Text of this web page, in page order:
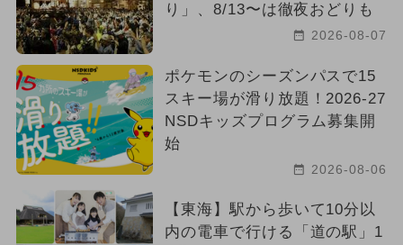
り」、8/13〜は徹夜おどりも
2026-08-07
ポケモンのシーズンパスで15
スキー場が滑り放題！2026-27
NSDキッズプログラム募集開
始
2026-08-06
【東海】駅から歩いて10分以
内の電車で行ける「道の駅」1